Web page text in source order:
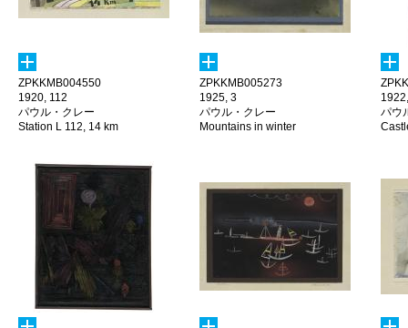
ZPKKMB004550
1920, 112
パウル・クレー
Station L 112, 14 km
ZPKKMB005273
1925, 3
パウル・クレー
Mountains in winter
パウ